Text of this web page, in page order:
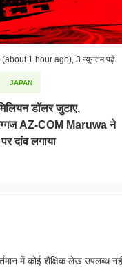
(about 1 hour ago) 3 न्यूनतम पढ़ें
JAPAN
डॉलर जुटाए,
AZ-COM Maruwa ने
दांव लगाया
में कोई शैक्षिक लेख उपलब्ध